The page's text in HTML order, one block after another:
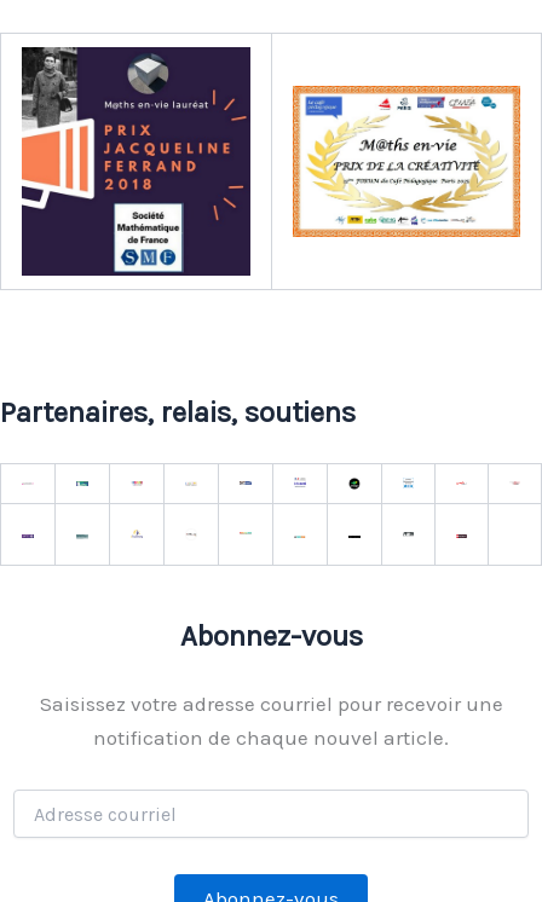
Partenaires, relais, soutiens
Abonnez-vous
Saisissez votre adresse courriel pour recevoir une
notification de chaque nouvel article.
Adresse
courriel